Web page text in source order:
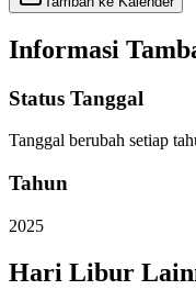
Informasi
Status Tanggal
Tanggal berubah setiap
Tahun
2025
Hari Libur